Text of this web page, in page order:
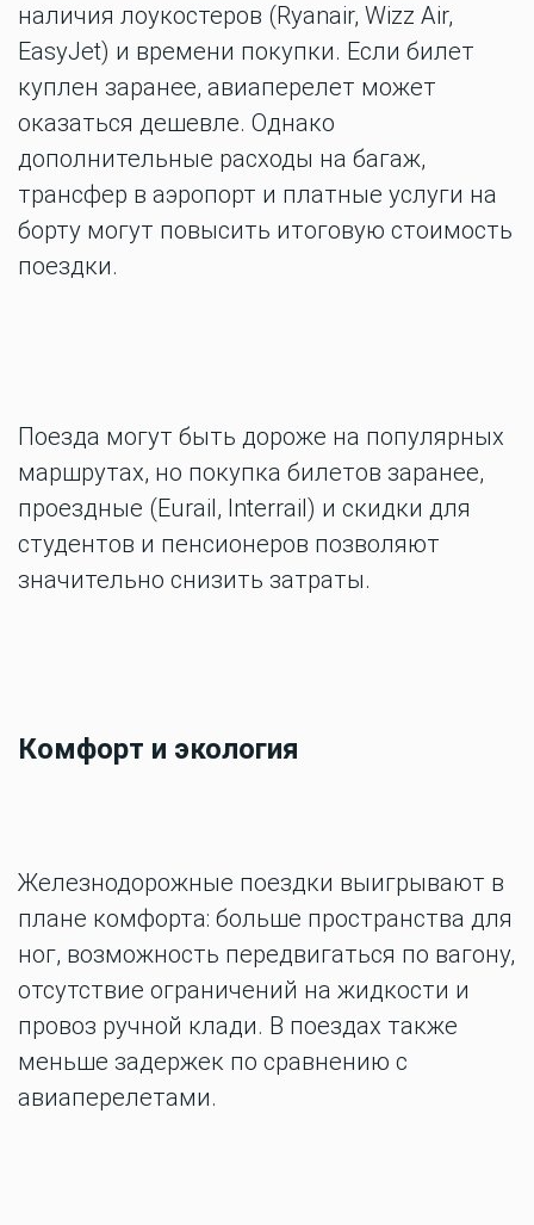
наличия лоукостеров (Ryanair, Wizz Air,
EasyJet) и времени покупки. Если билет
куплен заранее, авиаперелет может
оказаться дешевле. Однако
дополнительные расходы на багаж,
трансфер в аэропорт и платные услуги на
борту могут повысить итоговую стоимость
поездки.
Поезда могут быть дороже на популярных
маршрутах, но покупка билетов заранее,
проездные (Eurail, Interrail) и скидки для
студентов и пенсионеров позволяют
значительно снизить затраты.
Комфорт и экология
Железнодорожные поездки выигрывают в
плане комфорта: больше пространства для
ног, возможность передвигаться по вагону,
отсутствие ограничений на жидкости и
провоз ручной клади. В поездах также
меньше задержек по сравнению с
авиаперелетами.